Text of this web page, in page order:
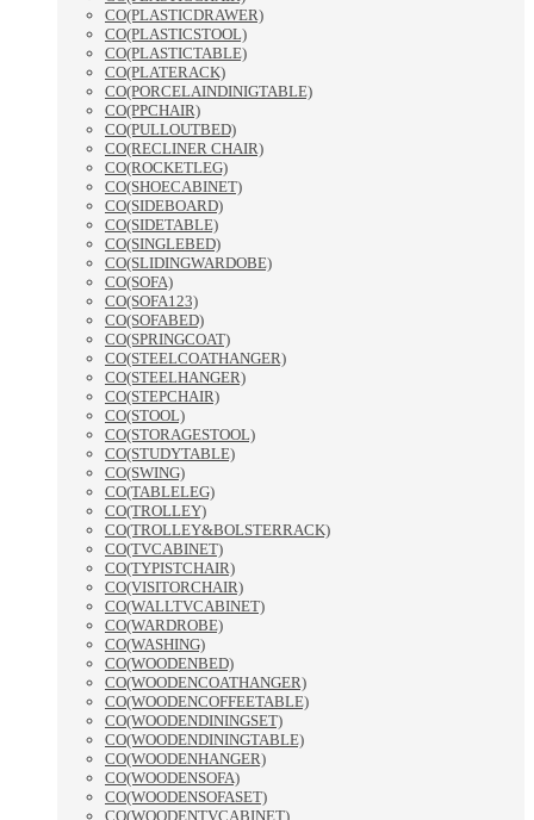
CO(PLASTICDRAWER)
CO(PLASTICSTOOL)
CO(PLASTICTABLE)
CO(PLATERACK)
CO(PORCELAINDINIGTABLE)
CO(PPCHAIR)
CO(PULLOUTBED)
CO(RECLINER CHAIR)
CO(ROCKETLEG)
CO(SHOECABINET)
CO(SIDEBOARD)
CO(SIDETABLE)
CO(SINGLEBED)
CO(SLIDINGWARDOBE)
CO(SOFA)
CO(SOFA123)
CO(SOFABED)
CO(SPRINGCOAT)
CO(STEELCOATHANGER)
CO(STEELHANGER)
CO(STEPCHAIR)
CO(STOOL)
CO(STORAGESTOOL)
CO(STUDYTABLE)
CO(SWING)
CO(TABLELEG)
CO(TROLLEY)
CO(TROLLEY&BOLSTERRACK)
CO(TVCABINET)
CO(TYPISTCHAIR)
CO(VISITORCHAIR)
CO(WALLTVCABINET)
CO(WARDROBE)
CO(WASHING)
CO(WOODENBED)
CO(WOODENCOATHANGER)
CO(WOODENCOFFEETABLE)
CO(WOODENDININGSET)
CO(WOODENDININGTABLE)
CO(WOODENHANGER)
CO(WOODENSOFA)
CO(WOODENSOFASET)
CO(WOODENTVCABINET)